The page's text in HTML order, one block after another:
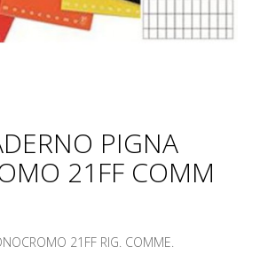
PIGNA
21FF COMM
21FF RIG. COMME.